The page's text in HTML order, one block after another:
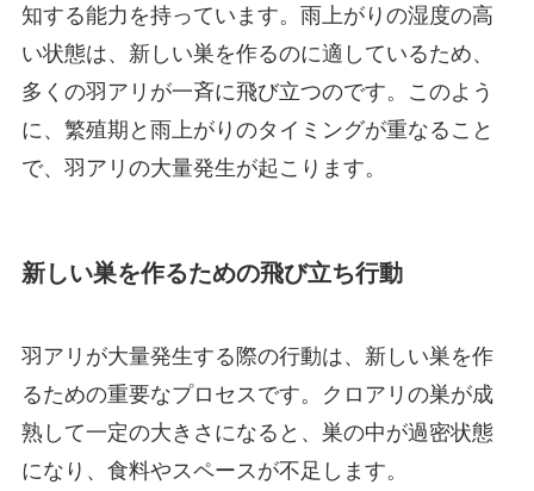
知する能力を持っています。雨上がりの湿度の高
い状態は、新しい巣を作るのに適しているため、
多くの羽アリが一斉に飛び立つのです。このよう
に、繁殖期と雨上がりのタイミングが重なること
で、羽アリの大量発生が起こります。
新しい巣を作るための飛び立ち行動
羽アリが大量発生する際の行動は、新しい巣を作
るための重要なプロセスです。クロアリの巣が成
熟して一定の大きさになると、巣の中が過密状態
になり、食料やスペースが不足します。